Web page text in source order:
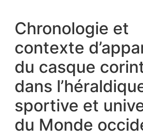
Chronologie et
contexte
du casque
dans
sportive et
du Monde